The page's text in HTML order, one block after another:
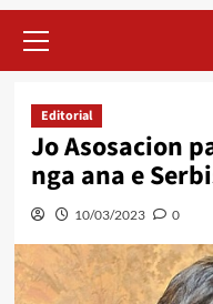
Menu
Editorial
Jo Asosacion
nga ana e
10/03/2023 0